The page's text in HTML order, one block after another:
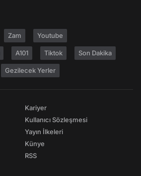
Zam Youtube
A101 Tiktok Son Dakika
Gezilecek Yerler
Kariyer
Kullanıcı Sözleşmesi
Yayın İlkeleri
Künye
RSS